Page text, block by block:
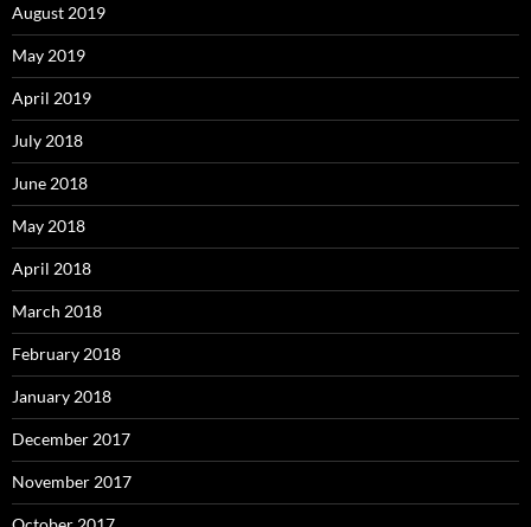
August 2019
May 2019
April 2019
July 2018
June 2018
May 2018
April 2018
March 2018
February 2018
January 2018
December 2017
November 2017